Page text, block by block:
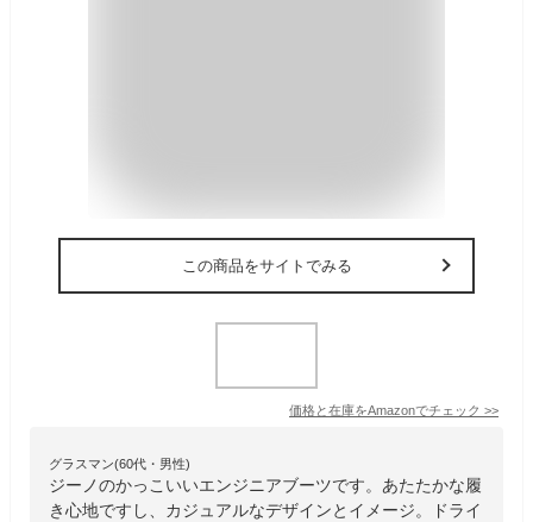
この商品をサイトでみる
価格と在庫をAmazonでチェック >>
グラスマン(60代・男性)
ジーノのかっこいいエンジニアブーツです。あたたかな履
き心地ですし、カジュアルなデザインとイメージ。ドライ